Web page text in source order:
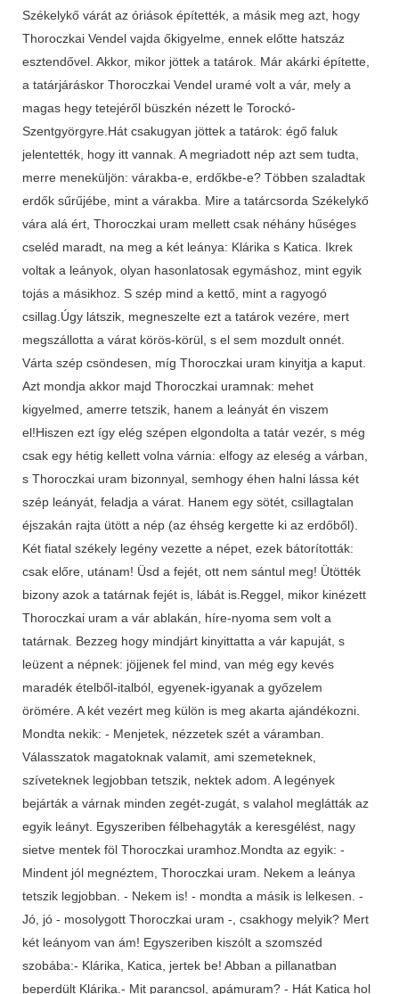
Székelykő várát az óriások építették, a másik meg azt, hogy
Thoroczkai Vendel vajda őkigyelme, ennek előtte hatszáz
esztendővel. Akkor, mikor jöttek a tatárok. Már akárki építette,
a tatárjáráskor Thoroczkai Vendel uramé volt a vár, mely a
magas hegy tetejéről büszkén nézett le Torockó-
Szentgyörgyre.Hát csakugyan jöttek a tatárok: égő faluk
jelentették, hogy itt vannak. A megriadott nép azt sem tudta,
merre meneküljön: várakba-e, erdőkbe-e? Többen szaladtak
erdők sűrűjébe, mint a várakba. Mire a tatárcsorda Székelykő
vára alá ért, Thoroczkai uram mellett csak néhány hűséges
cseléd maradt, na meg a két leánya: Klárika s Katica. Ikrek
voltak a leányok, olyan hasonlatosak egymáshoz, mint egyik
tojás a másikhoz. S szép mind a kettő, mint a ragyogó
csillag.Úgy látszik, megneszelte ezt a tatárok vezére, mert
megszállotta a várat körös-körül, s el sem mozdult onnét.
Várta szép csöndesen, míg Thoroczkai uram kinyitja a kaput.
Azt mondja akkor majd Thoroczkai uramnak: mehet
kigyelmed, amerre tetszik, hanem a leányát én viszem
el!Hiszen ezt így elég szépen elgondolta a tatár vezér, s még
csak egy hétig kellett volna várnia: elfogy az eleség a várban,
s Thoroczkai uram bizonnyal, semhogy éhen halni lássa két
szép leányát, feladja a várat. Hanem egy sötét, csillagtalan
éjszakán rajta ütött a nép (az éhség kergette ki az erdőből).
Két fiatal székely legény vezette a népet, ezek bátorították:
csak előre, utánam! Üsd a fejét, ott nem sántul meg! Ütötték
bizony azok a tatárnak fejét is, lábát is.Reggel, mikor kinézett
Thoroczkai uram a vár ablakán, híre-nyoma sem volt a
tatárnak. Bezzeg hogy mindjárt kinyittatta a vár kapuját, s
leüzent a népnek: jöjjenek fel mind, van még egy kevés
maradék ételből-italból, egyenek-igyanak a győzelem
örömére. A két vezért meg külön is meg akarta ajándékozni.
Mondta nekik: - Menjetek, nézzetek szét a váramban.
Válasszatok magatoknak valamit, ami szemeteknek,
szíveteknek legjobban tetszik, nektek adom. A legények
bejárták a várnak minden zegét-zugát, s valahol meglátták az
egyik leányt. Egyszeriben félbehagyták a keresgélést, nagy
sietve mentek föl Thoroczkai uramhoz.Mondta az egyik: -
Mindent jól megnéztem, Thoroczkai uram. Nekem a leánya
tetszik legjobban. - Nekem is! - mondta a másik is lelkesen. -
Jó, jó - mosolygott Thoroczkai uram -, csakhogy melyik? Mert
két leányom van ám! Egyszeriben kiszólt a szomszéd
szobába:- Klárika, Katica, jertek be! Abban a pillanatban
beperdült Klárika.- Mit parancsol, apámuram? - Hát Katica hol